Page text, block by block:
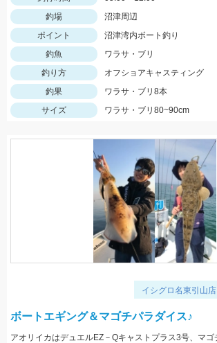
釣場
沼津周辺
ポイント
沼津湾内ボート釣り
釣魚
ワラサ・ブリ
釣り方
オフショアキャスティング
釣果
ワラサ・ブリ8本
サイズ
ワラサ・ブリ80~90cm
イシグロ名東引山店
ボートエギング＆マゴチパラダイス♪